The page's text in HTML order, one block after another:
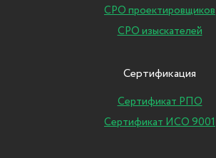
СРО проектировщиков
СРО изыскателей
Сертификация
Сертификат РПО
Сертификат ИСО 9001